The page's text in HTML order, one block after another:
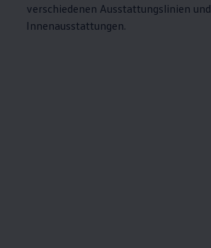
verschiedenen Ausstattungslinien und
Innenausstattungen.